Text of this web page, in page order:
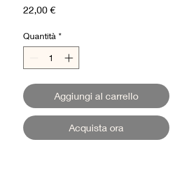
22,00 €Prezzo
Quantità *
Aggiungi al carrello
Acquista ora